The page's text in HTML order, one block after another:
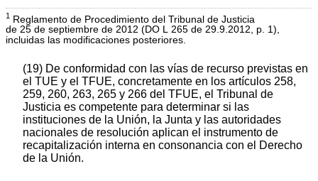
1 Reglamento de Procedimiento del Tribunal de Justicia
de 25 de septiembre de 2012 (DO L 265 de 29.9.2012, p. 1),
incluidas las modificaciones posteriores.
(19) De conformidad con las vías de recurso previstas en
el TUE y el TFUE, concretamente en los artículos 258,
259, 260, 263, 265 y 266 del TFUE, el Tribunal de
Justicia es competente para determinar si las
instituciones de la Unión, la Junta y las autoridades
nacionales de resolución aplican el instrumento de
recapitalización interna en consonancia con el Derecho
de la Unión.